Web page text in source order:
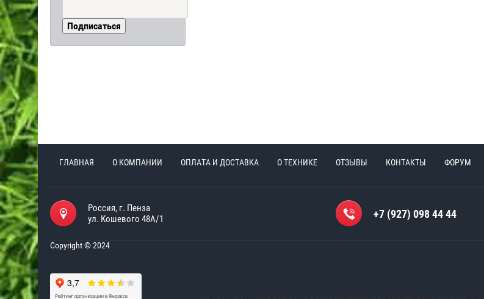
ГЛАВНАЯ О КОМПАНИИ ОПЛАТА И ДОСТАВКА О ТЕХНИКЕ ОТЗЫВЫ КОНТАКТЫ ФОРУМ
+7 (927) 098 44 44
Россия, г. Пенза
ул. Кошевого 48А/1
Copyright © 2024